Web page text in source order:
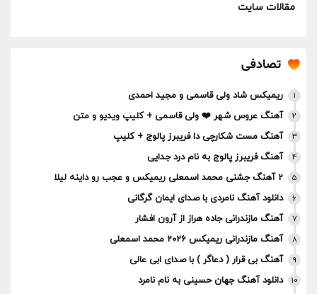
مقالات سایت
تصادفی
1 ریمیکس شاد ولی قاسمی و مجید احمدی
2 آهنگ عروس شهر ❤️ ولی قاسمی + کلیپ ویدیو و متن
3 آهنگ مست شکارچی دا فریبرز پالوج + کلیپ
4 آهنگ فریبرز پالوج به نام درد جدایی
5 2 آهنگ جشنی محمد اسمعلی ریمیکس و عجب رو داینه لیلا
6 دانلود آهنگ نامردی با صدای ایمان گرگانی
7 آهنگ مازندرانی جاده هراز از آرون افشار
8 آهنگ مازندرانی ریمیکس 2026 محمد اسمعلی
9 آهنگ بی قرار ( دعاگر ) با صدای ابی عالی
10 دانلود آهنگ جهان حسینی به نام نامرد